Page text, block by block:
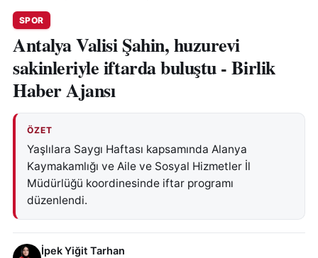
SPOR
Antalya Valisi Şahin, huzurevi
sakinleriyle iftarda buluştu - Birlik
Haber Ajansı
ÖZET
Yaşlılara Saygı Haftası kapsamında Alanya
Kaymakamlığı ve Aile ve Sosyal Hizmetler İl
Müdürlüğü koordinesinde iftar programı
düzenlendi.
İpek Yiğit Tarhan